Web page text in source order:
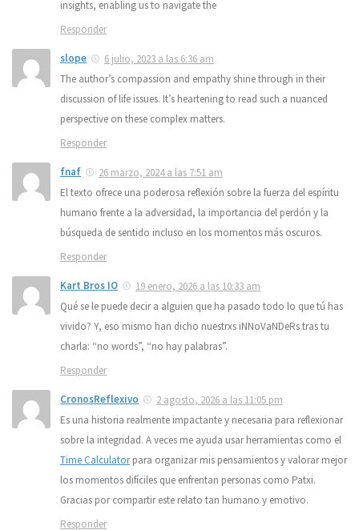
insights, enabling us to navigate the
Responder
slope
6 julio, 2023 a las 6:36 am
The author’s compassion and empathy shine through in their
discussion of life issues. It’s heartening to read such a nuanced
perspective on these complex matters.
Responder
fnaf
26 marzo, 2024 a las 7:51 am
El texto ofrece una poderosa reflexión sobre la fuerza del espíritu
humano frente a la adversidad, la importancia del perdón y la
búsqueda de sentido incluso en los momentos más oscuros.
Responder
Kart Bros IO
19 enero, 2026 a las 10:33 am
Qué se le puede decir a alguien que ha pasado todo lo que tú has
vivido? Y, eso mismo han dicho nuestrxs iNNoVaNDeRs tras tu
charla: “no words”, “no hay palabras”.
Responder
CronosReflexivo
2 agosto, 2026 a las 11:05 pm
Es una historia realmente impactante y necesaria para reflexionar
sobre la integridad. A veces me ayuda usar herramientas como el
Time Calculatorpara organizar mis pensamientos y valorar mejor
los momentos difíciles que enfrentan personas como Patxi.
Gracias por compartir este relato tan humano y emotivo.
Responder